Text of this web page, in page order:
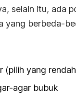
selain itu, ada
yang berbeda-
(pilih yang
agar bubuk